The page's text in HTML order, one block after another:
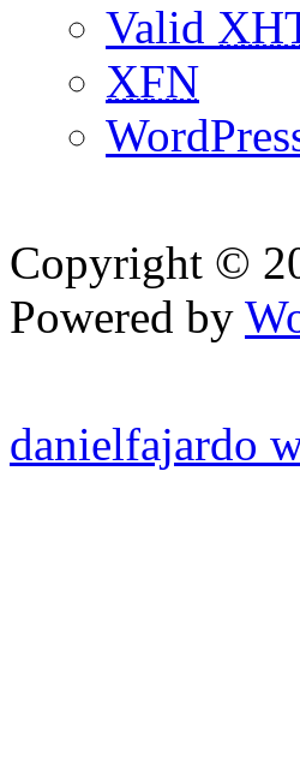
Valid
XFN
Copyright ©
Powered by
danielfajardo